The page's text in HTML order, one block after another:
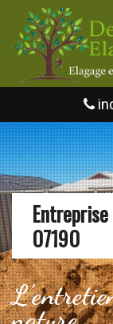
07190